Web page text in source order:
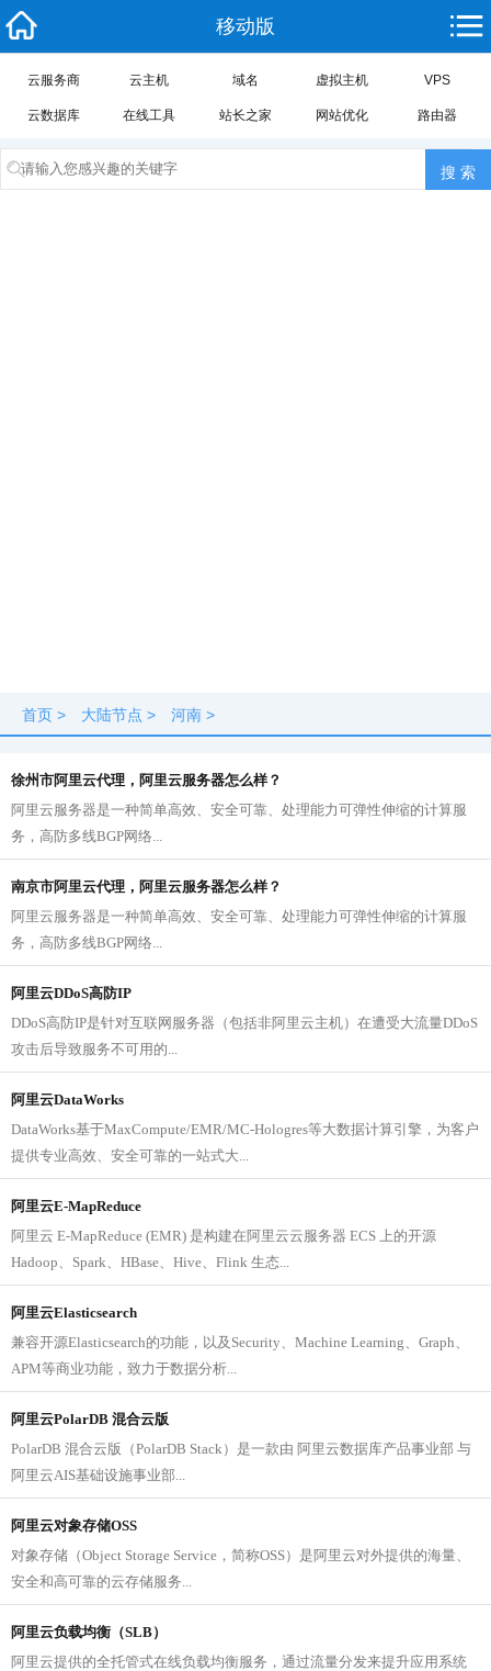
移动版
云服务商 云主机 域名 虚拟主机 VPS
云数据库 在线工具 站长之家 网站优化 路由器
首页 > 大陆节点 > 河南 >
徐州市阿里云代理，阿里云服务器怎么样？
阿里云服务器是一种简单高效、安全可靠、处理能力可弹性伸缩的计算服
务，高防多线BGP网络...
南京市阿里云代理，阿里云服务器怎么样？
阿里云服务器是一种简单高效、安全可靠、处理能力可弹性伸缩的计算服
务，高防多线BGP网络...
阿里云DDoS高防IP
DDoS高防IP是针对互联网服务器（包括非阿里云主机）在遭受大流量DDoS
攻击后导致服务不可用的...
阿里云DataWorks
DataWorks基于MaxCompute/EMR/MC-Hologres等大数据计算引擎，为客户
提供专业高效、安全可靠的一站式大...
阿里云E-MapReduce
阿里云 E-MapReduce (EMR) 是构建在阿里云云服务器 ECS 上的开源
Hadoop、Spark、HBase、Hive、Flink 生态...
阿里云Elasticsearch
兼容开源Elasticsearch的功能，以及Security、Machine Learning、Graph、
APM等商业功能，致力于数据分析...
阿里云PolarDB 混合云版
PolarDB 混合云版（PolarDB Stack）是一款由 阿里云数据库产品事业部 与
阿里云AIS基础设施事业部...
阿里云对象存储OSS
对象存储（Object Storage Service，简称OSS）是阿里云对外提供的海量、
安全和高可靠的云存储服务...
阿里云负载均衡（SLB）
阿里云提供的全托管式在线负载均衡服务，通过流量分发来提升应用系统